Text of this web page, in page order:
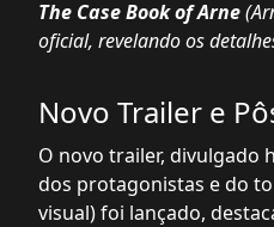
The Case Book of Arne
oficial, revelando os
Novo Trailer e
O novo trailer, divulgado
dos protagonistas e do
visual) foi lançado,